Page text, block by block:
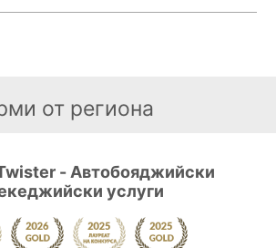
от региона
- Автобояджийски
услуги